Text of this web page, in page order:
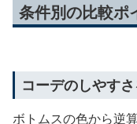
条件別の比較ポ
コーデのしやす
ボトムスの色から逆